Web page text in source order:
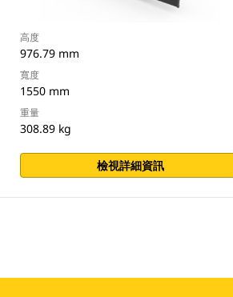
高度
976.79 mm
寬度
1550 mm
重量
308.89 kg
檢視詳細資訊